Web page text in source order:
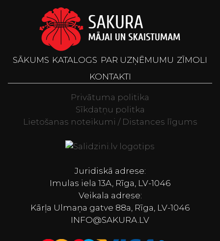
SĀKUMS KATALOGS PAR UZŅĒMUMU ZĪMOLI
KONTAKTI
Privātuma politika
Sīkdatņu politka
Lietošanas noteikumi / Distances līgums
Juridiskā adrese:
Imulas iela 13A, Rīga, LV-1046
Veikala adrese:
Kārļa Ulmaņa gatve 88a, Rīga, LV-1046
INFO@SAKURA.LV